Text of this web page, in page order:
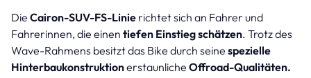
Die Cairon-SUV-FS-Linie richtet sich an Fahrer und
Fahrerinnen, die einen tiefen Einstieg schätzen. Trotz des
Wave-Rahmens besitzt das Bike durch seine spezielle
Hinterbaukonstruktionerstaunliche Offroad-Qualitäten.